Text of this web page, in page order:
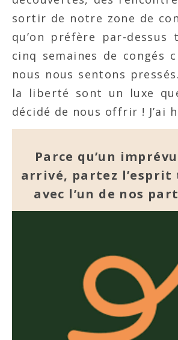
sortir de notre zone de
qu’on préfère par-dessus
cinq semaines de congés
nous nous sentons
la liberté sont un luxe
décidé de nous offrir ! J’ai
Parce qu’un
arrivé, partez
avec l’un de nos